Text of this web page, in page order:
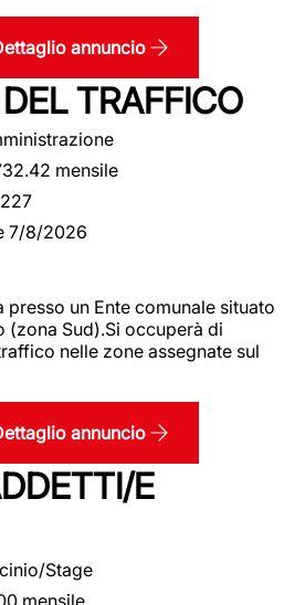
annuncio
TRAFFICO
mensile
7/8/2026
un Ente comunale situato
(zona Sud).Si occuperà di
nelle zone assegnate sul
annuncio
E
Stage
mensile